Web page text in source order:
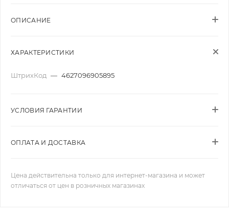
ОПИСАНИЕ
ХАРАКТЕРИСТИКИ
ШтрихКод — 4627096905895
УСЛОВИЯ ГАРАНТИИ
ОПЛАТА И ДОСТАВКА
Цена действительна только для интернет-магазина и может
отличаться от цен в розничных магазинах